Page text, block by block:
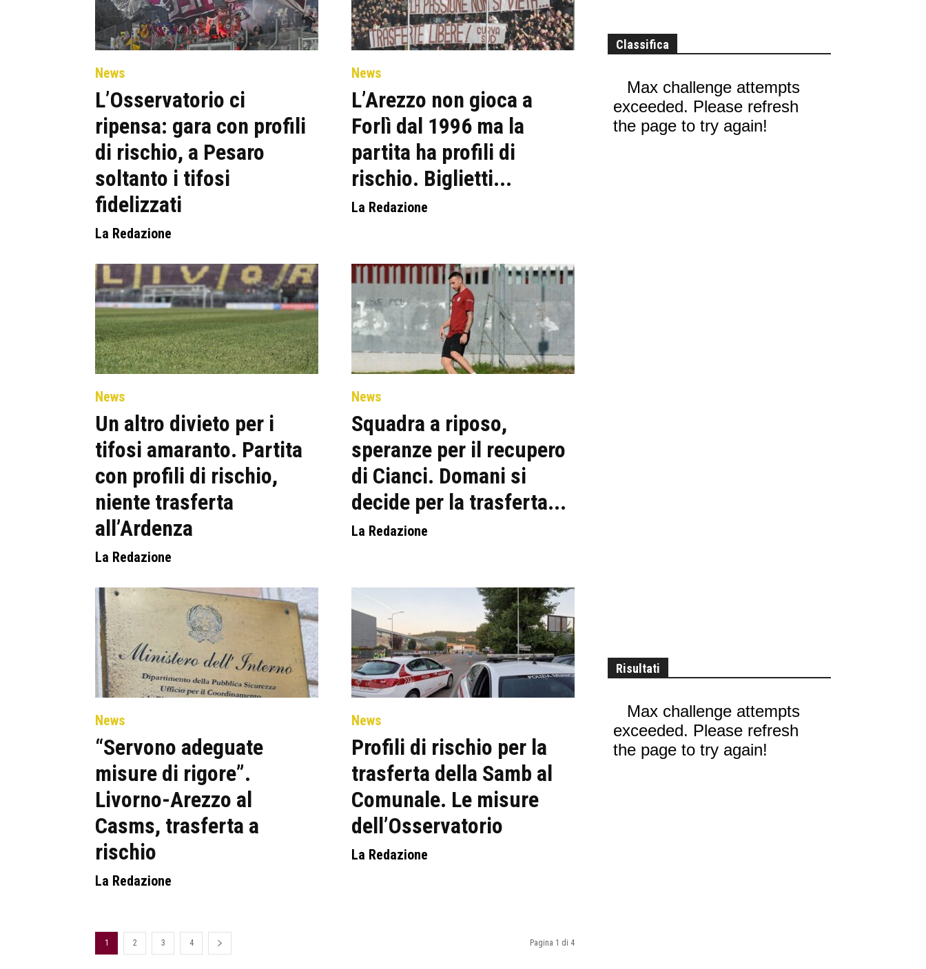
News
L’Osservatorio ci
ripensa: gara con profili
di rischio, a Pesaro
soltanto i tifosi
fidelizzati
La Redazione
News
L’Arezzo non gioca a
Forlì dal 1996 ma la
partita ha profili di
rischio. Biglietti...
La Redazione
News
Un altro divieto per i
tifosi amaranto. Partita
con profili di rischio,
niente trasferta
all’Ardenza
La Redazione
News
Squadra a riposo,
speranze per il recupero
di Cianci. Domani si
decide per la trasferta...
La Redazione
News
“Servono adeguate
misure di rigore”.
Livorno-Arezzo al
Casms, trasferta a
rischio
La Redazione
News
Profili di rischio per la
trasferta della Samb al
Comunale. Le misure
dell’Osservatorio
La Redazione
1 2 3 4 Pagina 1 di 4
Classifica
Risultati